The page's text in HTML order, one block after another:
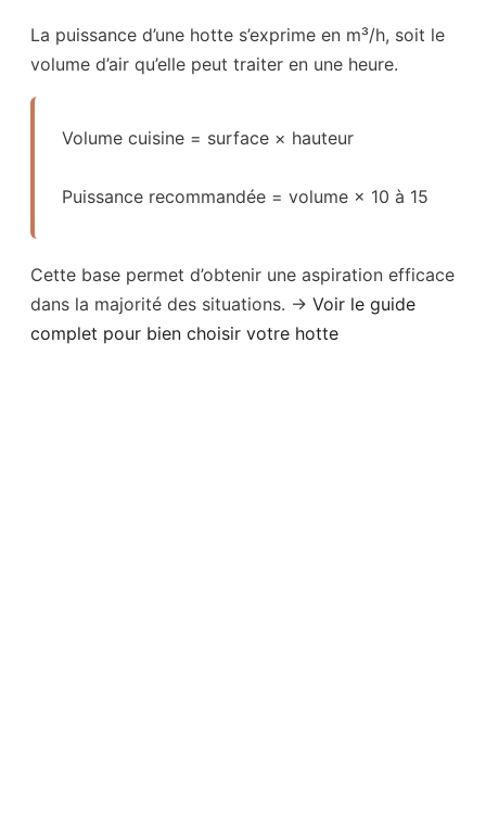
La puissance d’une hotte s’exprime en m³/h, soit le
volume d’air qu’elle peut traiter en une heure.
Volume cuisine = surface × hauteur
Puissance recommandée = volume × 10 à 15
Cette base permet d’obtenir une aspiration efficace
dans la majorité des situations. → Voir le guide
complet pour bien choisir votre hotte